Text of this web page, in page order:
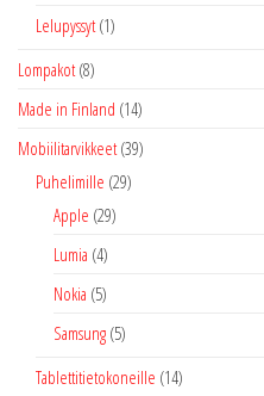
Lelupyssyt (1)
Lompakot (8)
Made in Finland (14)
Mobiilitarvikkeet (39)
Puhelimille (29)
Apple (29)
Lumia (4)
Nokia (5)
Samsung (5)
Tablettitietokoneille (14)